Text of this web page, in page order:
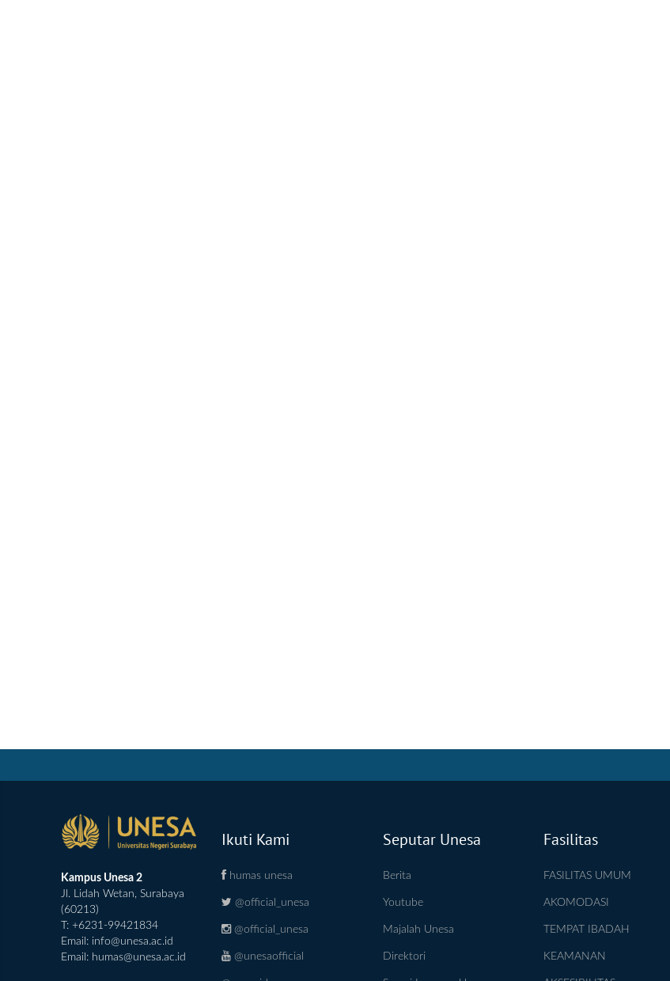
Kampus Unesa 2
Jl. Lidah Wetan, Surabaya
(60213)
T: +6231-99421834
Email: info@unesa.ac.id
Email: humas@unesa.ac.id
Ikuti Kami
humas unesa
@official_unesa
@official_unesa
@unesaofficial
Seputar Unesa
Berita
Youtube
Majalah Unesa
Direktori
Fasilitas
FASILITAS UMUM
AKOMODASI
TEMPAT IBADAH
KEAMANAN